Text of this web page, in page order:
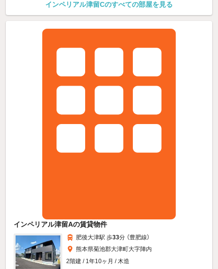
インペリアル津留Cのすべての部屋を見る
インペリアル津留Aの賃貸物件
肥後大津駅 歩33分 （豊肥線）
熊本県菊池郡大津町大字陣内
2階建 / 1年10ヶ月 / 木造